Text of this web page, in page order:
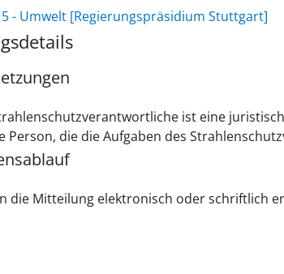
- Umwelt [Regierungspräsidium Stuttgart]
ist eine
Person, die die Aufgaben des
die Mitteilung elektronisch oder schriftlich